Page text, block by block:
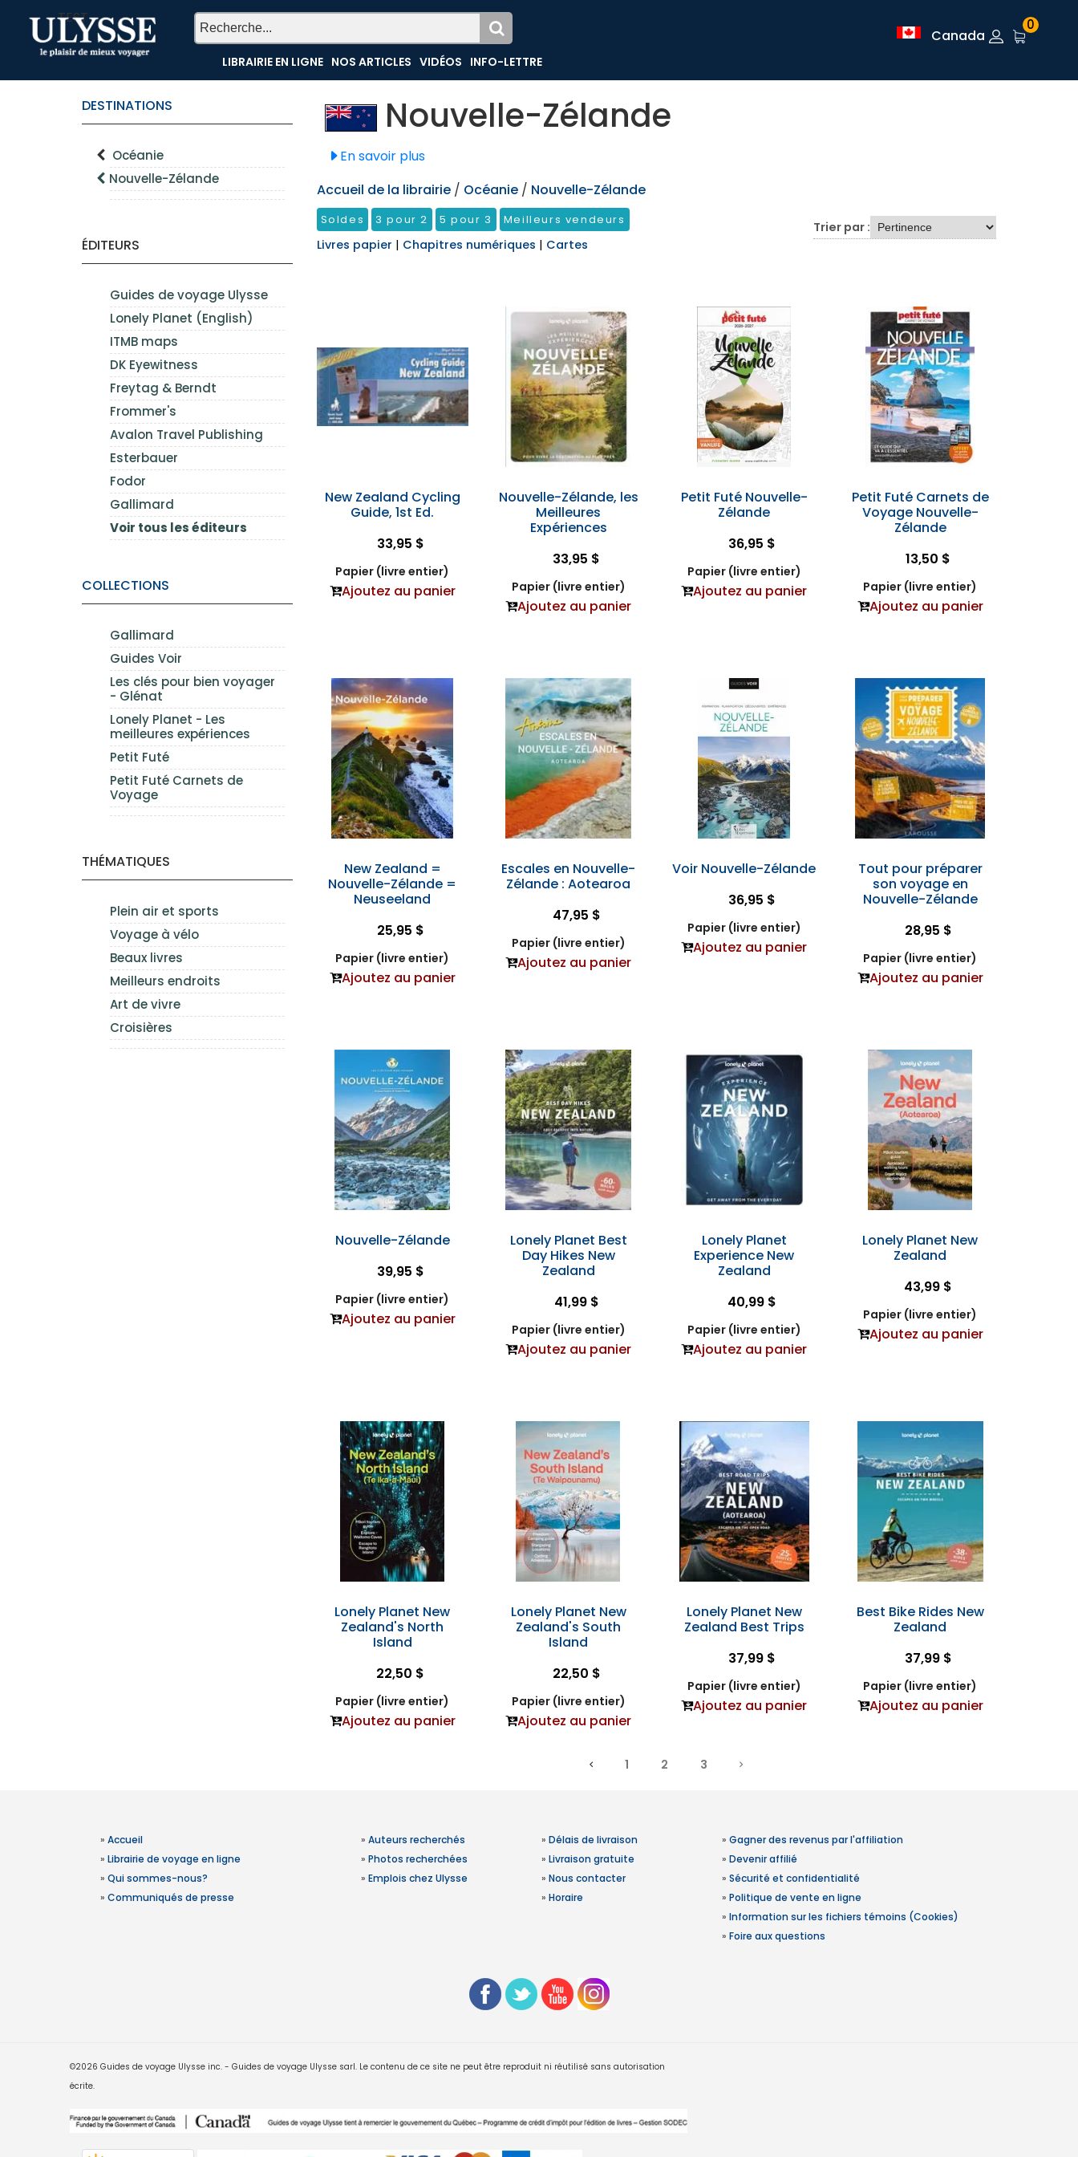
TEST
LIBRAIRIE EN LIGNE NOS ARTICLES VIDÉOS INFO-LETTRE
Canada
0
DESTINATIONS
Océanie
Nouvelle-Zélande
ÉDITEURS
Guides de voyage Ulysse
Lonely Planet (English)
ITMB maps
DK Eyewitness
Freytag & Berndt
Frommer's
Avalon Travel Publishing
Esterbauer
Fodor
Gallimard
Voir tous les éditeurs
COLLECTIONS
Gallimard
Guides Voir
Les clés pour bien voyager
- Glénat
Lonely Planet - Les
meilleures expériences
Petit Futé
Petit Futé Carnets de
Voyage
THÉMATIQUES
Plein air et sports
Voyage à vélo
Beaux livres
Meilleurs endroits
Art de vivre
Croisières
Nouvelle-Zélande
En savoir plus
Accueil de la librairie / Océanie / Nouvelle-Zélande
Soldes 3 pour 2 5 pour 3 Meilleurs vendeurs
Livres papier | Chapitres numériques | Cartes
Trier par :
New Zealand Cycling
Guide, 1st Ed.
33,95 $
Papier (livre entier)
Ajoutez au panier
Nouvelle-Zélande, les
Meilleures
Expériences
33,95 $
Papier (livre entier)
Ajoutez au panier
Petit Futé Nouvelle-
Zélande
36,95 $
Papier (livre entier)
Ajoutez au panier
Petit Futé Carnets de
Voyage Nouvelle-
Zélande
13,50 $
Papier (livre entier)
Ajoutez au panier
New Zealand =
Nouvelle-Zélande =
Neuseeland
25,95 $
Papier (livre entier)
Ajoutez au panier
Escales en Nouvelle-
Zélande : Aotearoa
47,95 $
Papier (livre entier)
Ajoutez au panier
Voir Nouvelle-Zélande
36,95 $
Papier (livre entier)
Ajoutez au panier
Tout pour préparer
son voyage en
Nouvelle-Zélande
28,95 $
Papier (livre entier)
Ajoutez au panier
Nouvelle-Zélande
39,95 $
Papier (livre entier)
Ajoutez au panier
Lonely Planet Best
Day Hikes New
Zealand
41,99 $
Papier (livre entier)
Ajoutez au panier
Lonely Planet
Experience New
Zealand
40,99 $
Papier (livre entier)
Ajoutez au panier
Lonely Planet New
Zealand
43,99 $
Papier (livre entier)
Ajoutez au panier
Lonely Planet New
Zealand's North
Island
22,50 $
Papier (livre entier)
Ajoutez au panier
Lonely Planet New
Zealand's South
Island
22,50 $
Papier (livre entier)
Ajoutez au panier
Lonely Planet New
Zealand Best Trips
37,99 $
Papier (livre entier)
Ajoutez au panier
Best Bike Rides New
Zealand
37,99 $
Papier (livre entier)
Ajoutez au panier
1 2 3
» Accueil
» Librairie de voyage en ligne
» Qui sommes-nous?
» Communiqués de presse
» Auteurs recherchés
» Photos recherchées
» Emplois chez Ulysse
» Délais de livraison
» Livraison gratuite
» Nous contacter
» Horaire
» Gagner des revenus par l'affiliation
» Devenir affilié
» Sécurité et confidentialité
» Politique de vente en ligne
» Information sur les fichiers témoins (Cookies)
» Foire aux questions
©2026 Guides de voyage Ulysse inc. - Guides de voyage Ulysse sarl. Le contenu de ce site ne peut être reproduit ni réutilisé sans autorisation
écrite.